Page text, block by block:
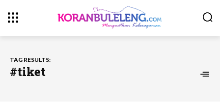
TAG RESULTS:
#tiket